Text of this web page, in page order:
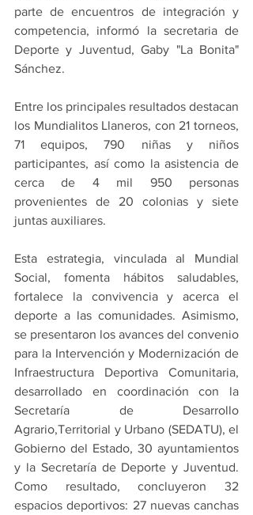
parte de encuentros de integración y
competencia, informó la secretaria de
Deporte y Juventud, Gaby "La Bonita"
Sánchez.
Entre los principales resultados destacan
los Mundialitos Llaneros, con 21 torneos,
71 equipos, 790 niñas y niños
participantes, así como la asistencia de
cerca de 4 mil 950 personas
provenientes de 20 colonias y siete
juntas auxiliares.
Esta estrategia, vinculada al Mundial
Social, fomenta hábitos saludables,
fortalece la convivencia y acerca el
deporte a las comunidades. Asimismo,
se presentaron los avances del convenio
para la Intervención y Modernización de
Infraestructura Deportiva Comunitaria,
desarrollado en coordinación con la
Secretaría de Desarrollo
Agrario,Territorial y Urbano (SEDATU), el
Gobierno del Estado, 30 ayuntamientos
y la Secretaría de Deporte y Juventud.
Como resultado, concluyeron 32
espacios deportivos: 27 nuevas canchas